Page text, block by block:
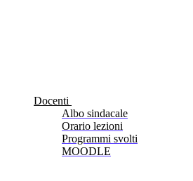
Docenti
Albo sindacale
Orario lezioni
Programmi svolti
MOODLE